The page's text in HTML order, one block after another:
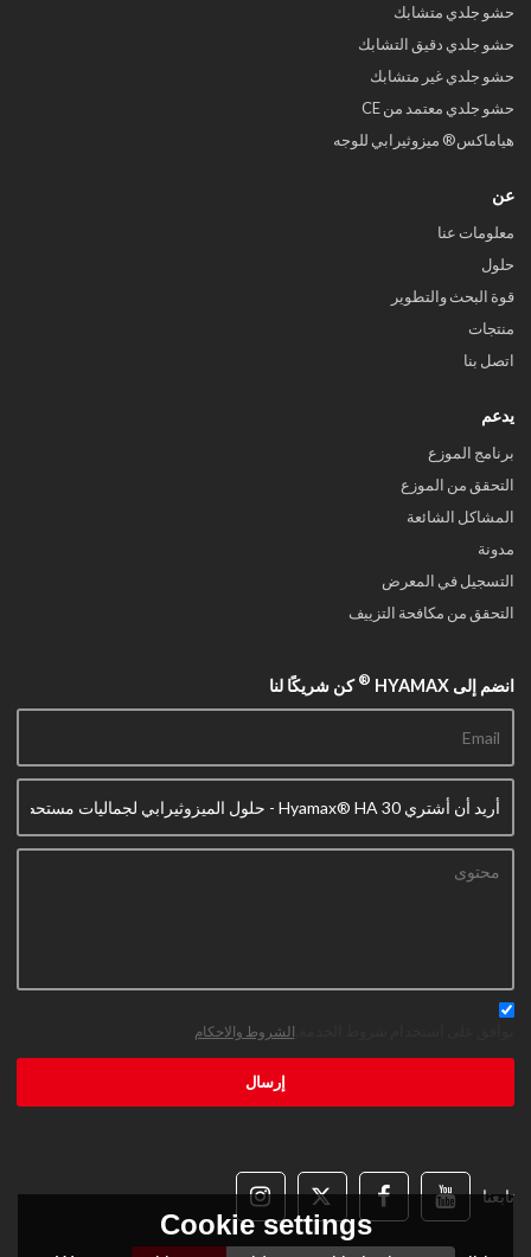
حشو جلدي متشابك
حشو جلدي دقيق التشابك
حشو جلدي غير متشابك
حشو جلدي معتمد من CE
هياماكس® ميزوثيرابي للوجه
عن
معلومات عنا
حلول
قوة البحث والتطوير
منتجات
اتصل بنا
يدعم
برنامج الموزع
التحقق من الموزع
المشاكل الشائعة
مدونة
التسجيل في المعرض
التحقق من مكافحة التزييف
انضم إلى HYAMAX ® كن شريكًا لنا
الشروط والاحكام
إرسال
تابعنا
Cookie settings